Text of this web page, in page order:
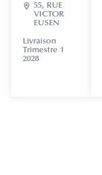
 55, RUE
VICTOR
EUSEN
Livraison
Trimestre 1
2028